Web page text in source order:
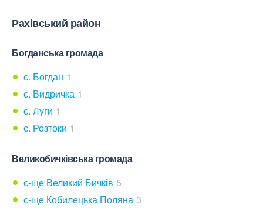
Рахівський район
Богданська громада
с. Богдан 1
с. Видричка 1
с. Луги 1
с. Розтоки 1
Великобичківська громада
с-ще Великий Бичків 5
с-ще Кобилецька Поляна 3